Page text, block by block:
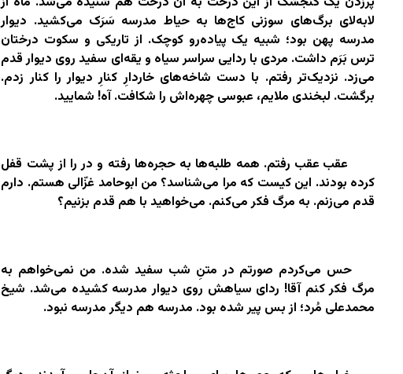
لابه‌لای برگ‌های سوزنی کاج‌ها به حیاط مدرسه سَرَک می‌کشید. دیوار
مدرسه پهن بود؛ شبیه یک پیاده‌رو کوچک. از تاریکی و سکوت درختان
ترس بَرَم داشت. مردی با ردایی سراسر سیاه و یقه‌ای سفید روی دیوار قدم
می‌زد. نزدیک‌تر رفتم. با دست‌ شاخه‌های خاردارِ کنارِ دیوار را کنار زدم.
برگشت. لبخندی ملایم، عبوسی چهره‌اش را شکافت. آه! شمایید.
عقب عقب رفتم. همه طلبه‌ها به حجره‌ها رفته و در را از پشت قفل
کرده بودند. این کیست که مرا می‌شناسد؟ من ابوحامد غزّالی هستم. دارم
قدم می‌زنم. به مرگ فکر می‌کنم. می‌خواهید با هم قدم بزنیم؟
حس می‌کردم صورتم در متنِ شب سفید شده. من نمی‌خواهم به
مرگ فکر کنم آقا! ردای سیاهش روی دیوار مدرسه کشیده می‌شد. شیخ
محمدعلی مُرد؛ از بس پیر شده بود. مدرسه هم دیگر مدرسه نبود.